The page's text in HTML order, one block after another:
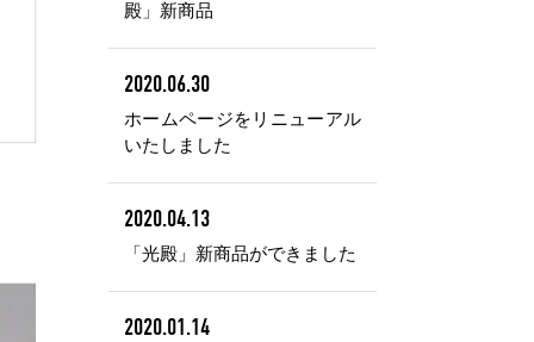
殿」新商品
2020.06.30
ホームページをリニューアル
いたしました
2020.04.13
「光殿」新商品ができました
2020.01.14